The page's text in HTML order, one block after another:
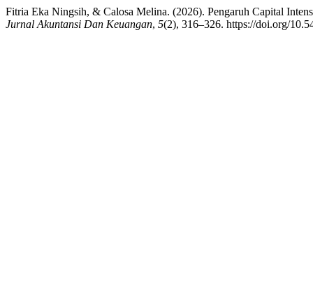
Fitria Eka Ningsih, & Calosa Melina. (2026). Pengaruh Capital
Jurnal Akuntansi Dan Keuangan, 5(2), 316–326. https://doi.org/